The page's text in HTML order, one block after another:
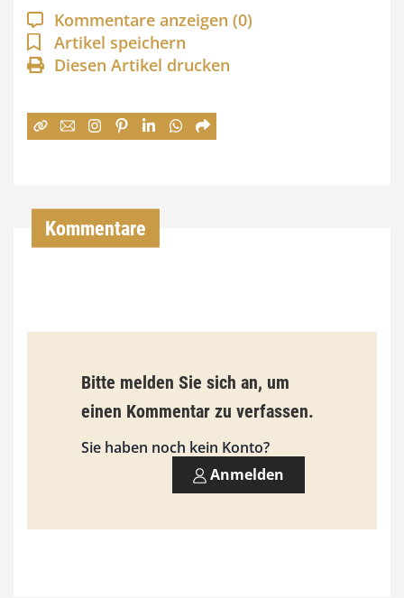
a
n
n
:
€
i
s
9
0
Kommentare anzeigen (0)
Artikel speichern
Diesen Artikel drucken
Kommentare
Bitte melden Sie sich an, um
einen Kommentar zu verfassen.
Sie haben noch kein Konto?
Anmelden